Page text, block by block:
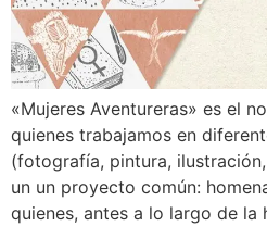
«Mujeres Aventureras» es el
quienes trabajamos en
(fotografía, pintura,
un un proyecto común:
quienes, antes a lo largo de la